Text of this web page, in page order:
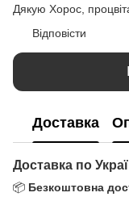
Дякую Хорос,
Відповісти
Доставка
Доставка по
📦 Безкоштовна